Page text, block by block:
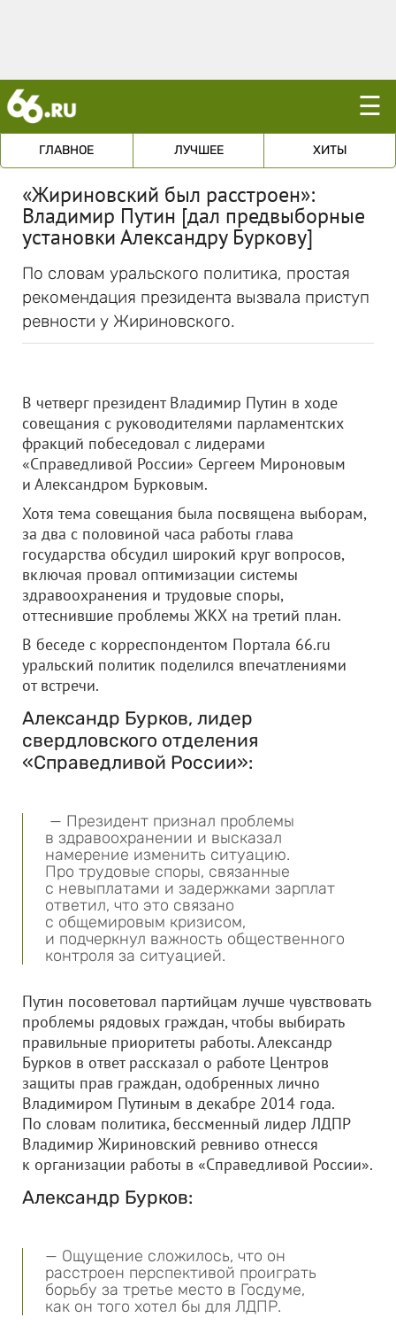
☰
ГЛАВНОЕ ЛУЧШЕЕ ХИТЫ
«Жириновский был расстроен»:
Владимир Путин [дал предвыборные
установки Александру Буркову]
По словам уральского политика, простая
рекомендация президента вызвала приступ
ревности у Жириновского.
В четверг президент Владимир Путин в ходе
совещания с руководителями парламентских
фракций побеседовал с лидерами
«Справедливой России» Сергеем Мироновым
и Александром Бурковым.
Хотя тема совещания была посвящена выборам,
за два с половиной часа работы глава
государства обсудил широкий круг вопросов,
включая провал оптимизации системы
здравоохранения и трудовые споры,
оттеснившие проблемы ЖКХ на третий план.
В беседе с корреспондентом Портала 66.ru
уральский политик поделился впечатлениями
от встречи.
Александр Бурков, лидер
свердловского отделения
«Справедливой России»:
— Президент признал проблемы
в здравоохранении и высказал
намерение изменить ситуацию.
Про трудовые споры, связанные
с невыплатами и задержками зарплат
ответил, что это связано
с общемировым кризисом,
и подчеркнул важность общественного
контроля за ситуацией.
Путин посоветовал партийцам лучше чувствовать
проблемы рядовых граждан, чтобы выбирать
правильные приоритеты работы. Александр
Бурков в ответ рассказал о работе Центров
защиты прав граждан, одобренных лично
Владимиром Путиным в декабре 2014 года.
По словам политика, бессменный лидер ЛДПР
Владимир Жириновский ревниво отнесся
к организации работы в «Справедливой России».
Александр Бурков:
— Ощущение сложилось, что он
расстроен перспективой проиграть
борьбу за третье место в Госдуме,
как он того хотел бы для ЛДПР.